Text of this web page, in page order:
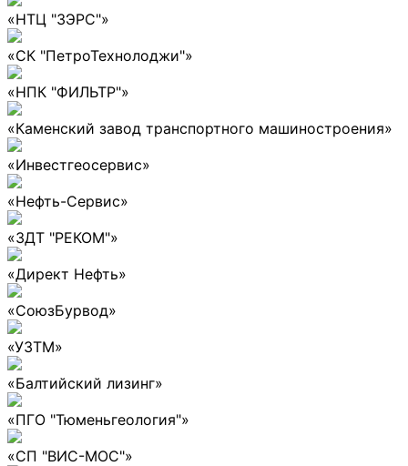
«НТЦ "ЗЭРС"»
«СК "ПетроТехнолоджи"»
«НПК "ФИЛЬТР"»
«Каменский завод транспортного машиностроения»
«Инвестгеосервис»
«Нефть-Сервис»
«ЗДТ "РЕКОМ"»
«Директ Нефть»
«СоюзБурвод»
«УЗТМ»
«Балтийский лизинг»
«ПГО "Тюменьгеология"»
«СП "ВИС-МОС"»